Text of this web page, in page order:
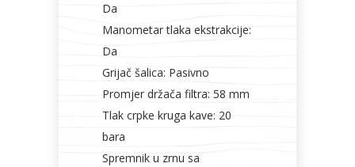
Da
Manometar tlaka ekstrakcije:
Da
Grijač šalica: Pasivno
Promjer držača filtra: 58 mm
Tlak crpke kruga kave: 20
bara
Spremnik u zrnu sa